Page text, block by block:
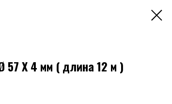
57 Х 4 мм ( длина 12 м )